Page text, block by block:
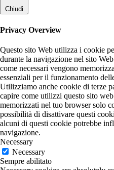
Chiudi
Privacy Overview
Questo sito Web utilizza i cookie
durante la navigazione nel sito
come necessari vengono
essenziali per il funzionamento
Utilizziamo anche cookie di terze
capire come utilizzi questo sito
memorizzati nel tuo browser solo
possibilità di disattivare questi
alcuni di questi cookie potrebbe
navigazione.
Necessary
Necessary
Sempre abilitato